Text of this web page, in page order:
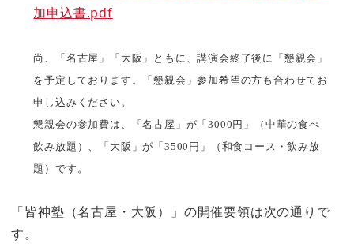
加申込書.pdf
尚、「名古屋」「大阪」ともに、講演会終了後に「懇親会」
を予定しております。「懇親会」参加希望の方も合わせてお
申し込みください。
懇親会の参加費は、「名古屋」が「3000円」（中華の食べ
飲み放題）、「大阪」が「3500 円」（和食コース・飲み放
題）です。
「皆神塾（名古屋・大阪）」の開催要領は次の通りで
す。